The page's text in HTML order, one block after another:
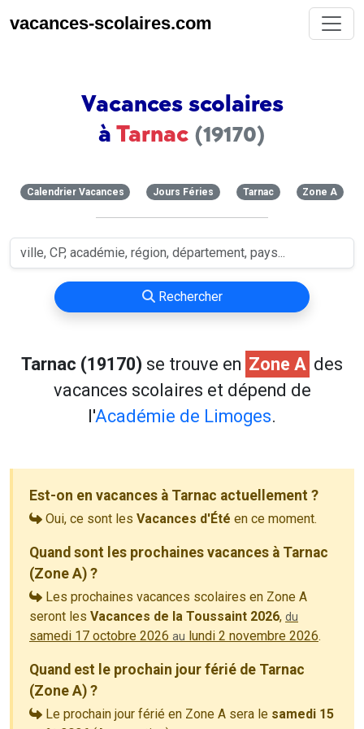
vacances-scolaires.com
Vacances scolaires
àTarnac (19170)
Calendrier Vacances Jours Féries Tarnac Zone A
Rechercher
Tarnac (19170) se trouve en Zone A des
vacances scolaires et dépend de
l'Académie de Limoges.
Est-on en vacances à Tarnac actuellement ?
Oui, ce sont les Vacances d'Été en ce moment.
Quand sont les prochaines vacances à Tarnac
(Zone A) ?
Les prochaines vacances scolaires en Zone A
seront les Vacances de la Toussaint 2026, du
samedi 17 octobre 2026 au lundi 2 novembre 2026.
Quand est le prochain jour férié de Tarnac
(Zone A) ?
Le prochain jour férié en Zone A sera le samedi 15